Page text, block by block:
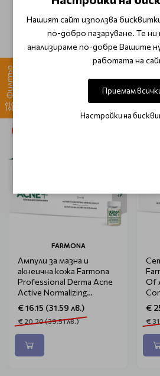
Филтър
Ampoules Peptides 10х3ml
€ 21.65 (42.34 лв.)
€
€
FARMONA
Ампули за мазна и
акнеична кожа Farmona
Professional Derma Acne
Active Normalizing
Concentrate 5x5ml
€ 16.15 (31.59 лв.)
€ 20.20 (39.51 лв.)
Of
€
€
Нашият сайт използва
по-добро пазаруване. Те ни
анализираме по-добре Вашите
работата на
Приемам
Настройки на